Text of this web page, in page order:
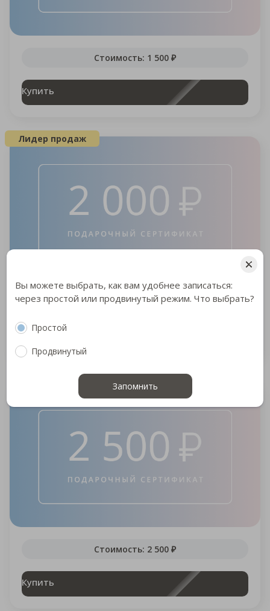
Стоимость: 1 500 ₽
Купить
Лидер продаж
Стоимость: 2 000 ₽
Купить
Стоимость: 2 500 ₽
Купить
Вы можете выбрать, как вам удобнее записаться:
через простой или продвинутый режим. Что выбрать?
Простой
Продвинутый
Запомнить